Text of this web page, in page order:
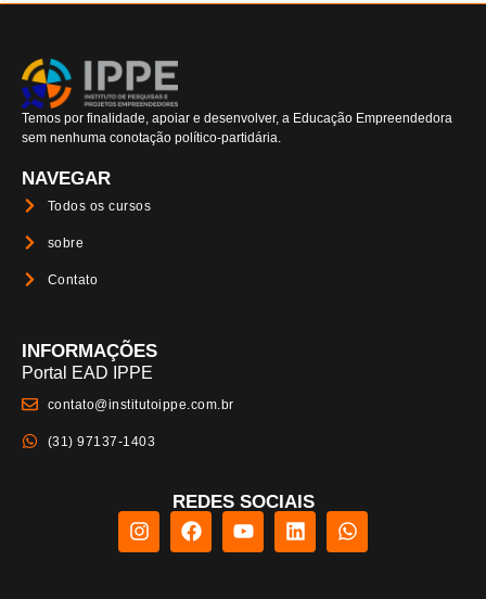
Temos por finalidade, apoiar e desenvolver, a Educação Empreendedora
sem nenhuma conotação político-partidária.
NAVEGAR
Todos os cursos
sobre
Contato
INFORMAÇÕES
Portal EAD IPPE
contato@institutoippe.com.br
(31) 97137-1403
REDES SOCIAIS